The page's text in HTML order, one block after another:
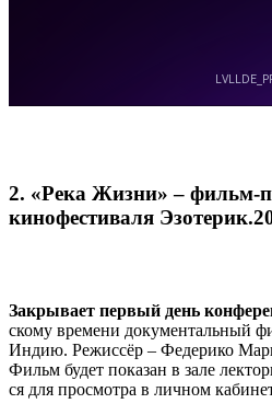
2. «Река Жизни» – фильм-
кинофестиваля
Закры­ва­ет пер­вый день
ско­му вре­ме­ни доку­мен­таль­ный
Индию. Режис­сёр – Феде­ри­ко
Фильм будет пока­зан в зале
ся для про­смот­ра в лич­ном